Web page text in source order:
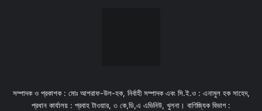
সম্পাদক ও প্রকাশক : মোঃ আশরাফ-উল-হক, নির্বাহী সম্পাদক এবং সি.ই.ও : এনামুল হক সাহেদ,
প্রধান কার্যালয় : প্রবাহ টাওয়ার, ৩ কে,ডি,এ এভিনিউ, খুলনা। বাণিজ্যিক বিভাগ :